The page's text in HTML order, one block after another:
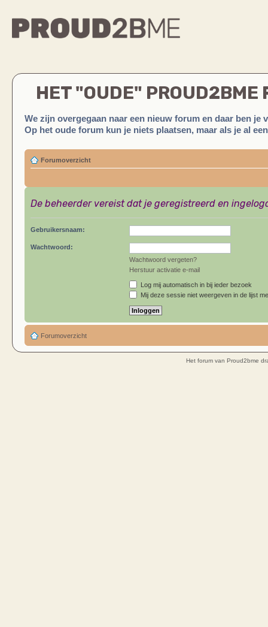
HET "OUDE" PROUD2BME
We zijn overgegaan naar een nieuw forum en daar ben je
Op het oude forum kun je niets plaatsen, maar als je al
Forumoverzicht
De beheerder vereist dat je geregistreerd en
Gebruikersnaam:
Wachtwoord:
Wachtwoord vergeten?
Herstuur activatie e-mail
Log mij automatisch in bij ieder bezoek
Mij deze sessie niet weergeven in de lijst
Forumoverzicht
Het forum van Proud2bme